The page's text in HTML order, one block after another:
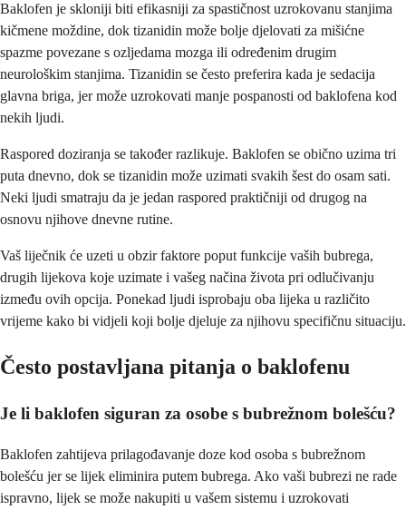
Baklofen je skloniji biti efikasniji za spastičnost uzrokovanu stanjima
kičmene moždine, dok tizanidin može bolje djelovati za mišićne
spazme povezane s ozljedama mozga ili određenim drugim
neurološkim stanjima. Tizanidin se često preferira kada je sedacija
glavna briga, jer može uzrokovati manje pospanosti od baklofena kod
nekih ljudi.
Raspored doziranja se također razlikuje. Baklofen se obično uzima tri
puta dnevno, dok se tizanidin može uzimati svakih šest do osam sati.
Neki ljudi smatraju da je jedan raspored praktičniji od drugog na
osnovu njihove dnevne rutine.
Vaš liječnik će uzeti u obzir faktore poput funkcije vaših bubrega,
drugih lijekova koje uzimate i vašeg načina života pri odlučivanju
između ovih opcija. Ponekad ljudi isprobaju oba lijeka u različito
vrijeme kako bi vidjeli koji bolje djeluje za njihovu specifičnu situaciju.
Često postavljana pitanja o baklofenu
Je li baklofen siguran za osobe s bubrežnom bolešću?
Baklofen zahtijeva prilagođavanje doze kod osoba s bubrežnom
bolešću jer se lijek eliminira putem bubrega. Ako vaši bubrezi ne rade
ispravno, lijek se može nakupiti u vašem sistemu i uzrokovati